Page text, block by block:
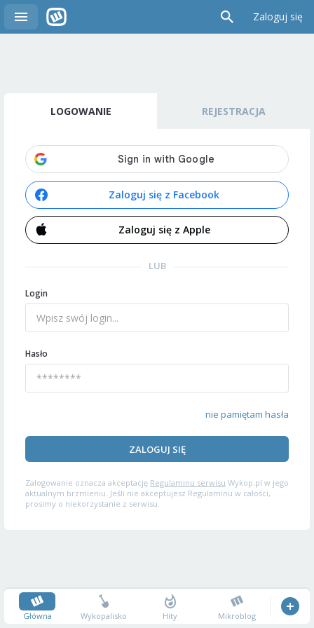
Zaloguj się
LOGOWANIE REJESTRACJA
Zaloguj się z Facebook
Zaloguj się z Apple
LUB
Login
Hasło
nie pamiętam hasła
ZALOGUJ SIĘ
Zalogowanie oznacza akceptację Regulaminu serwisu Wykop.pl w jego
aktualnym brzmieniu. Jeśli nie akceptujesz Regulaminu w całości,
prosimy o niekorzystanie z serwisu.
Główna Wykopalisko Hity Mikroblog